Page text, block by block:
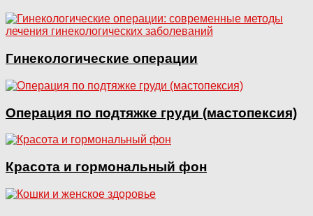
Гинекологические операции
Операция по подтяжке груди (мастопексия)
Красота и гормональный фон